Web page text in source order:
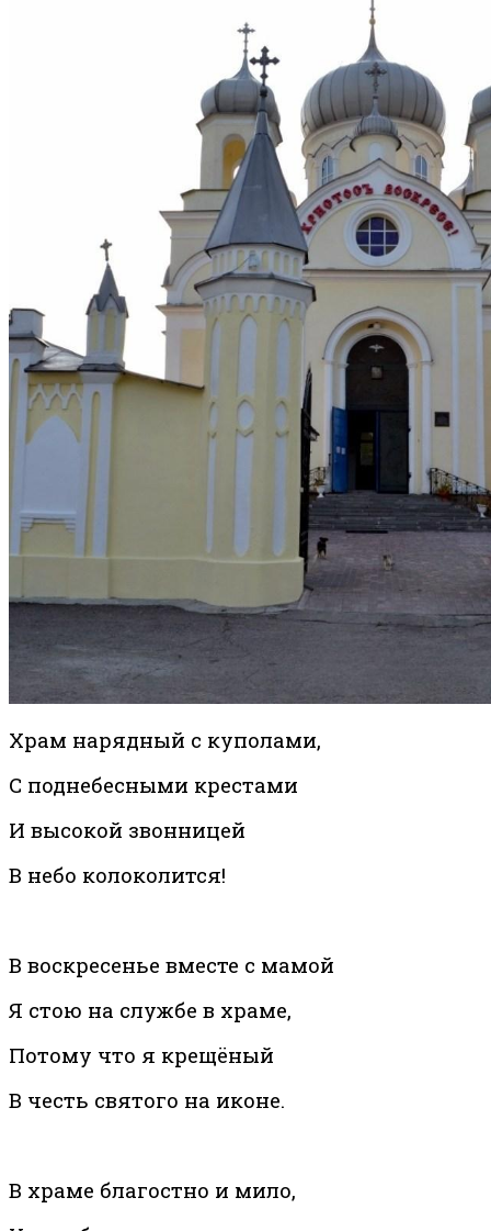
Храм нарядный с куполами,
С поднебесными крестами
И высокой звонницей
В небо колоколится!
В воскресенье вместе с мамой
Я стою на службе в храме,
Потому что я крещёный
В честь святого на иконе.
В храме благостно и мило,